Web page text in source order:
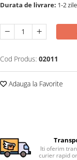
Durata de livrare: 1-2
Cod Produs: 02011
Adauga la Favorite
Iti oferim
curier rapid